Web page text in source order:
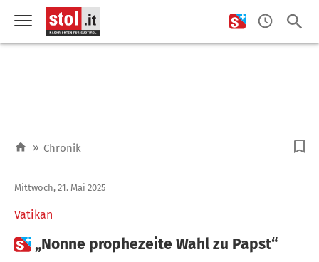
» Chronik
Vatikan
Mittwoch, 21. Mai 2025
„Nonne prophezeite Wahl zu Papst“